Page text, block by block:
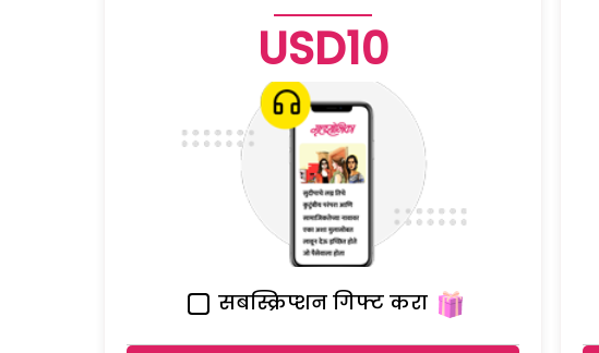
USD10
सबस्क्रिप्शन गिफ्ट करा